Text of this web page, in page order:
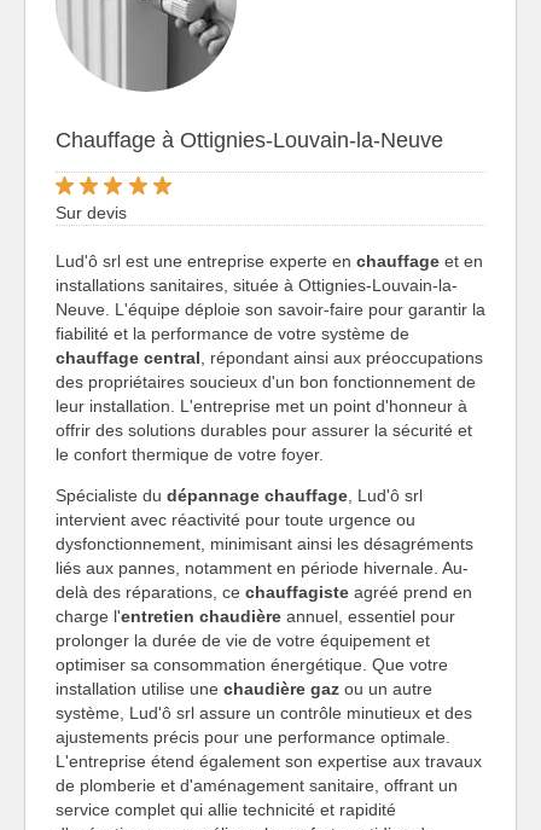
Chauffage à Ottignies-Louvain-la-Neuve
Sur devis
Lud'ô srl est une entreprise experte en chauffage et en
installations sanitaires, située à Ottignies-Louvain-la-
Neuve. L'équipe déploie son savoir-faire pour garantir la
fiabilité et la performance de votre système de
chauffage central , répondant ainsi aux préoccupations
des propriétaires soucieux d'un bon fonctionnement de
leur installation. L'entreprise met un point d'honneur à
offrir des solutions durables pour assurer la sécurité et
le confort thermique de votre foyer.
Spécialiste du dépannage chauffage , Lud'ô srl
intervient avec réactivité pour toute urgence ou
dysfonctionnement, minimisant ainsi les désagréments
liés aux pannes, notamment en période hivernale. Au-
delà des réparations, ce chauffagiste agréé prend en
charge l'entretien chaudière annuel, essentiel pour
prolonger la durée de vie de votre équipement et
optimiser sa consommation énergétique. Que votre
installation utilise une chaudière gaz ou un autre
système, Lud'ô srl assure un contrôle minutieux et des
ajustements précis pour une performance optimale.
L'entreprise étend également son expertise aux travaux
de plomberie et d'aménagement sanitaire, offrant un
service complet qui allie technicité et rapidité